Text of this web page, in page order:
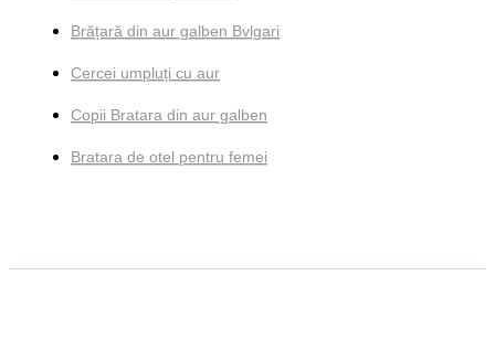
Brățară din aur galben Bvlgari
Cercei umpluți cu aur
Copii Bratara din aur galben
Bratara de otel pentru femei